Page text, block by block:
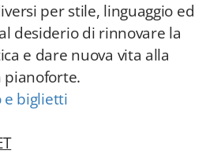
per stile, linguaggio ed
desiderio di rinnovare la
e dare nuova vita alla
pianoforte.
e biglietti